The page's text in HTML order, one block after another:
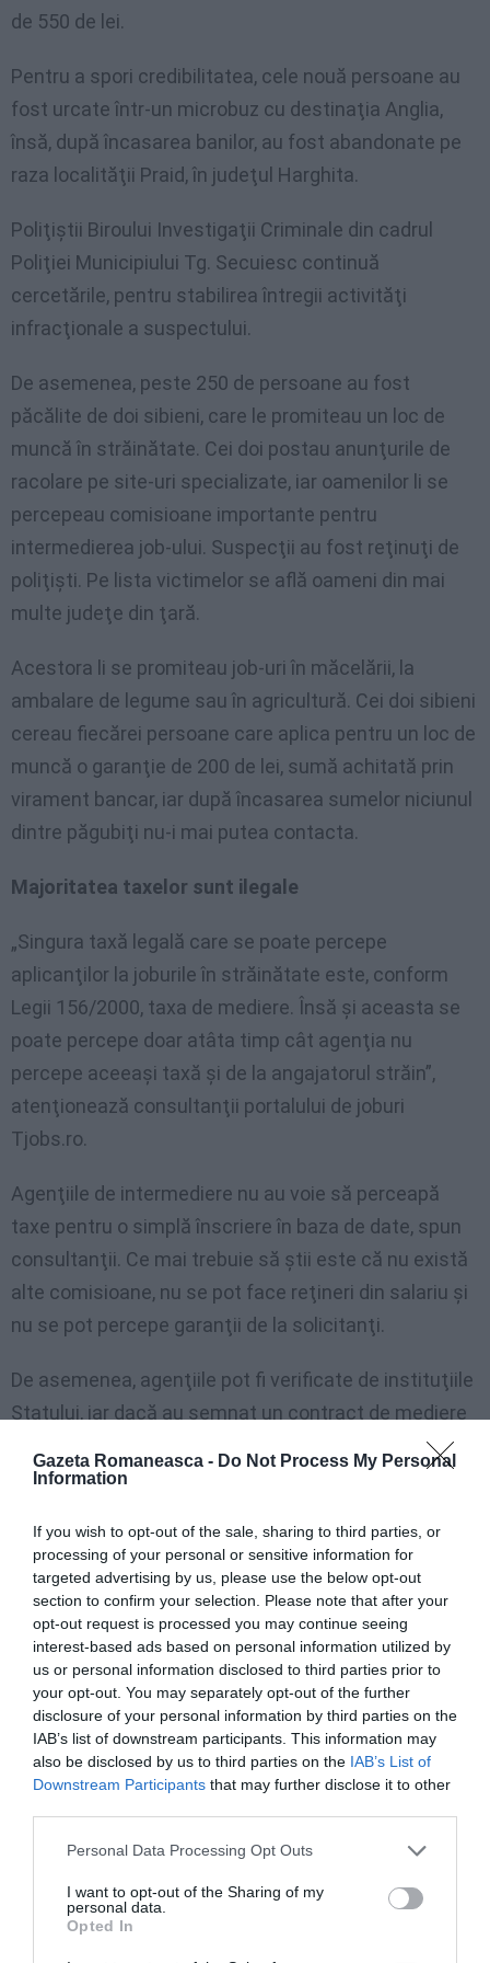
Gazeta Romaneasca - Do Not Process My Personal
Information
If you wish to opt-out of the sale, sharing to third parties, or
processing of your personal or sensitive information for
targeted advertising by us, please use the below opt-out
section to confirm your selection. Please note that after your
opt-out request is processed you may continue seeing
interest-based ads based on personal information utilized by
us or personal information disclosed to third parties prior to
your opt-out. You may separately opt-out of the further
disclosure of your personal information by third parties on the
IAB’s list of downstream participants. This information may
also be disclosed by us to third parties on the IAB’s List of
Downstream Participants that may further disclose it to other
Personal Data Processing Opt Outs
I want to opt-out of the Sharing of my
personal data.
Opted In
de 550 de lei.
Pentru a spori credibilitatea, cele nouă persoane au
fost urcate într-un microbuz cu destinaţia Anglia,
însă, după încasarea banilor, au fost abandonate pe
raza localităţii Praid, în judeţul Harghita.
Poliţiştii Biroului Investigaţii Criminale din cadrul
Poliţiei Municipiului Tg. Secuiesc continuă
cercetările, pentru stabilirea întregii activităţi
infracţionale a suspectului.
De asemenea, peste 250 de persoane au fost
păcălite de doi sibieni, care le promiteau un loc de
muncă în străinătate. Cei doi postau anunţurile de
racolare pe site-uri specializate, iar oamenilor li se
percepeau comisioane importante pentru
intermedierea job-ului. Suspecţii au fost reţinuţi de
poliţişti. Pe lista victimelor se află oameni din mai
multe judeţe din ţară.
Acestora li se promiteau job-uri în măcelării, la
ambalare de legume sau în agricultură. Cei doi sibieni
cereau fiecărei persoane care aplica pentru un loc de
muncă o garanţie de 200 de lei, sumă achitată prin
virament bancar, iar după încasarea sumelor niciunul
dintre păgubiţi nu-i mai putea contacta.
Majoritatea taxelor sunt ilegale
„Singura taxă legală care se poate percepe
aplicanţilor la joburile în străinătate este, conform
Legii 156/2000, taxa de mediere. Însă şi aceasta se
poate percepe doar atâta timp cât agenţia nu
percepe aceeaşi taxă şi de la angajatorul străin”,
atenţionează consultanţii portalului de joburi
Tjobs.ro.
Agenţiile de intermediere nu au voie să perceapă
taxe pentru o simplă înscriere în baza de date, spun
consultanţii. Ce mai trebuie să ştii este că nu există
alte comisioane, nu se pot face reţineri din salariu şi
nu se pot percepe garanţii de la solicitanţi.
De asemenea, agenţiile pot fi verificate de instituţiile
Statului, iar dacă au semnat un contract de mediere
cu un aplicant, au obligaţia să prezinte la control şi
un contract încheiat cu angajatorul din străinătate.
în original sau în copie mai multe acte ale
aplicantului: act de identitate, paşaport, carnetul de
muncă, certificatul de cazier judiciar, certificatul de
sănătate. Nu poţi să semnezi un contract de
mediere cu o agenţie fără să ţi se ceară aceste
documente.
Potrivit consultanţilor Tjobs, singurele costuri
suplimentare care mai pot fi percepute aplicantului
traducerile documentelor, pentru rezervările biletelor
de transport sau pentru rezervarea cazării.